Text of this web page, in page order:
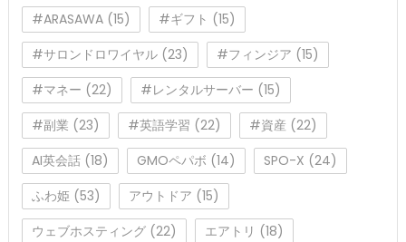
#ARASAWA(15) #ギフト (15)
#サロンドロワイヤル(23) #フィンジア (15)
#マネー (22) #レンタルサーバー (15)
#副業 (23) #英語学習 (22) #資産 (22)
AI英会話(18) GMOペパボ (14) SPO-X (24)
ふわ姫(53) アウトドア (15)
ウェブホスティング(22) エアトリ (18)